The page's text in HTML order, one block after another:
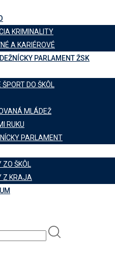
KRIMINALITY
A KARIÉROVÉ
PARLAMENT ŽSK
DO ŠKÔL
MLÁDEŽ
RUKU
PARLAMENT
ZO ŠKÔL
Z KRAJA